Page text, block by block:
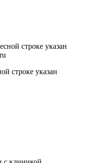
строке указан
строке указан